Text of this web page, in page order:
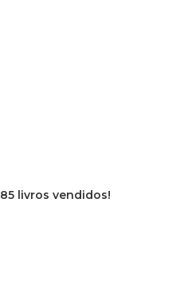
85 livros vendidos!